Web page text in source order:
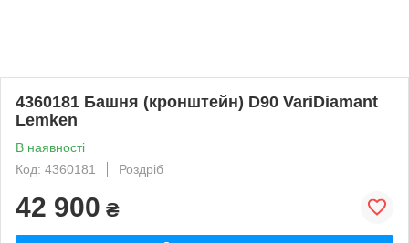
4360181 Башня (кронштейн) D90 VariDiamant
Lemken
В наявності
Код: 4360181
Роздріб
42 900 ₴